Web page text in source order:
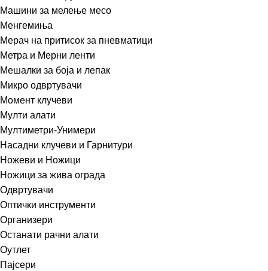
Машини за мелење месо
Менгемиња
Мерач на притисок за пневматици
Метра и Мерни ленти
Мешалки за боја и лепак
Микро одвртувачи
Момент клучеви
Мулти алати
Мултиметри-Унимери
Насадни клучеви и Гарнитури
Ножеви и Ножици
Ножици за жива ограда
Одвртувачи
Оптички инструменти
Организери
Останати рачни алати
Оутлет
Пајсери